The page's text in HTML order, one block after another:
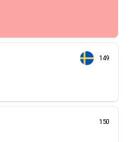
149
150